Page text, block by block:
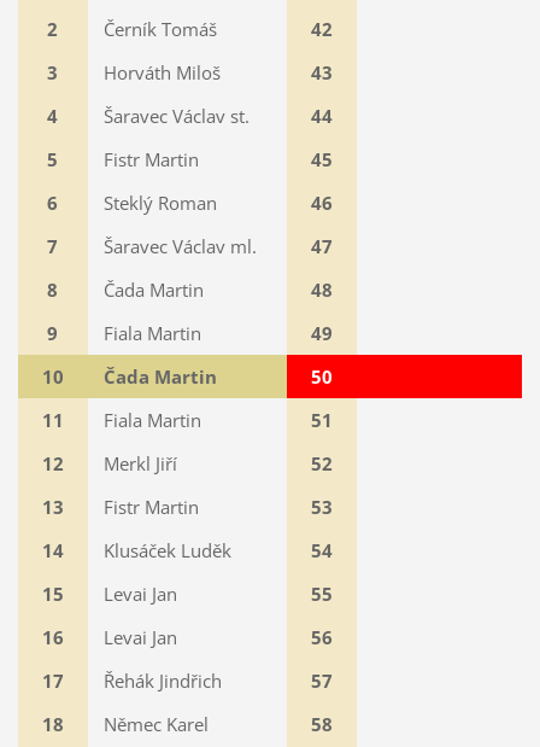
2
Černík Tomáš
42
3
Horváth Miloš
43
4
Šaravec Václav st.
44
5
Fistr Martin
45
6
Steklý Roman
46
7
Šaravec Václav ml.
47
8
Čada Martin
48
9
Fiala Martin
49
10
Čada Martin
50
11
Fiala Martin
51
12
Merkl Jiří
52
13
Fistr Martin
53
14
Klusáček Luděk
54
15
Levai Jan
55
16
Levai Jan
56
17
Řehák Jindřich
57
18
Němec Karel
58